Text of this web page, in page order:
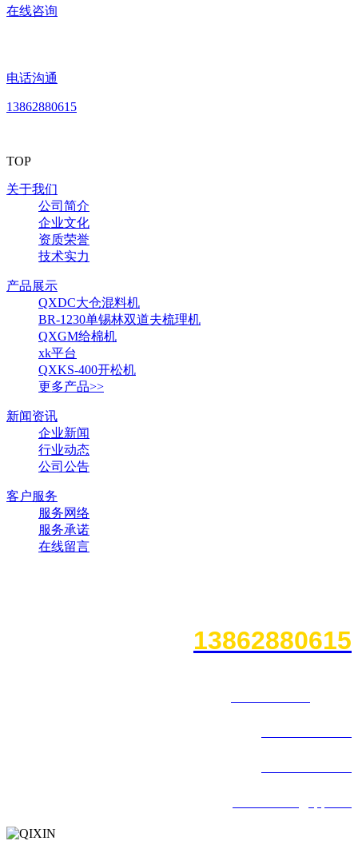
在线咨询
电话沟通
13862880615
TOP
关于我们
公司简介
企业文化
资质荣誉
技术实力
产品展示
QXDC大仓混料机
BR-1230单锡林双道夫梳理机
QXGM给棉机
xk平台
QXKS-400开松机
更多产品>>
新闻资讯
企业新闻
行业动态
公司公告
客户服务
服务网络
服务承诺
在线留言
13862880615